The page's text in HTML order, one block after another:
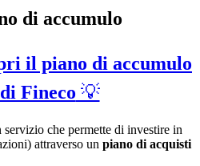
di accumulo
il piano di accumulo
Fineco 💡
che permette di investire in
attraverso un piano di acquisti